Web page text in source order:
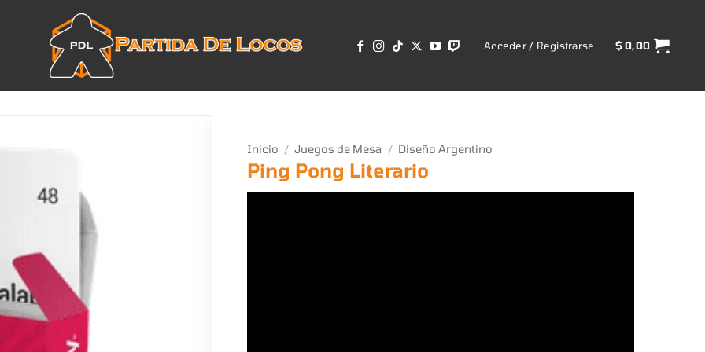
Acceder / Registrarse $0,00
Inicio / Juegos de Mesa / Diseño Argentino
Ping Pong Literario